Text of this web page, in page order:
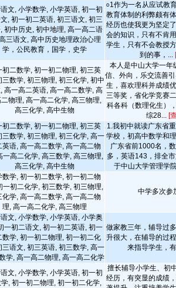
文, 小学数学, 小学英语, 初一初
, 初一初二英语, 初三语文, 初三
初中历史, 初中地理, 高一高二语
三语文, 高中历史地理政治心理
学，公民教育，国学，史学
○1作为一名从应试教
教育体制的利弊颇有
经历也使我更为坚定
会的知识，只有不肯
学生，只有不会教授
到的事，...
初二数学, 初一初二物理, 初三英
三数学, 初三物理, 初三化学, 初中
高一高二英语, 高一高二数学, 高
物理, 高一高二化学, 高三物理,
高三化学, 高中生物
本人是中山大学一年
信、外向，乐交流善
生，喜欢理科并成绩
三等奖，省化学竞赛
科各科（数理化生）
综28... [
初二数学, 初一初二物理, 初三英
三数学, 初三物理, 初三化学, 高一
英语, 高一高二数学, 高一高二物
一高二化学, 高三数学, 高三物理,
高三化学, 高中生物
1.我初中就读广东省
学校，初高中数学和
广东省前1000名，
多，英语143，排全
于中山大学管理学
数学, 初一初二数学, 初一初二物
一初二化学, 初三数学, 初三物理,
化学, 高一高二数学, 高一高二物
理, 高一高二化学, 高三物理
中学多次参
文, 小学数学, 小学英语, 小学奥
一初二语文, 初一初二英语, 初一
数学, 初一初二物理, 初一初二化
三语文, 初三英语, 初三数学, 高一
学, 高一高二物理, 高一高二化学
做家教三年，辅导过
升很大，在辅导的过
来指导学生，
文, 小学数学, 小学英语, 初一初
, 初一初二物理, 初一初二化学,
擅长辅导小学生、初
经历，有突显的成绩